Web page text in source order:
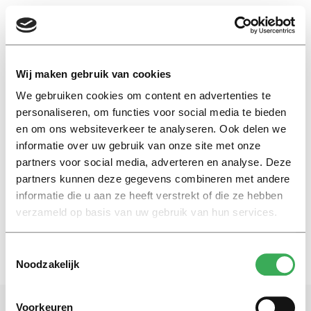
Wij maken gebruik van cookies
We gebruiken cookies om content en advertenties te
personaliseren, om functies voor social media te bieden
en om ons websiteverkeer te analyseren. Ook delen we
informatie over uw gebruik van onze site met onze
partners voor social media, adverteren en analyse. Deze
partners kunnen deze gegevens combineren met andere
informatie die u aan ze heeft verstrekt of die ze hebben
verzameld op basis van uw gebruik van hun services.
Noodzakelijk
Voorkeuren
EN
protest signs
International
Dutch students rally against
Trump’s immigration ban
02 februari 2017